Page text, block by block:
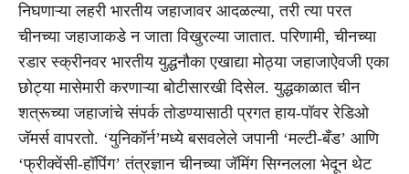
निघणाऱ्या लहरी भारतीय जहाजावर आदळल्या, तरी त्या परत
चीनच्या जहाजाकडे न जाता विखुरल्या जातात. परिणामी, चीनच्या
रडार स्क्रीनवर भारतीय युद्धनौका एखाद्या मोठ्या जहाजाऐवजी एका
छोट्या मासेमारी करणाऱ्या बोटीसारखी दिसेल. युद्धकाळात चीन
शत्रूच्या जहाजांचे संपर्क तोडण्यासाठी प्रगत हाय-पॉवर रेडिओ
जॅमर्स वापरतो. ‘युनिकॉर्न’मध्ये बसवलेले जपानी ‘मल्टी-बँड’ आणि
‘फ्रीक्वेंसी-हॉपिंग’ तंत्रज्ञान चीनच्या जॅमिंग सिग्नलला भेदून थेट